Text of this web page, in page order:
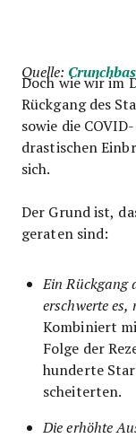
Quelle:
Doch wie wir im
Rückgang des
sowie die
drastischen
sich.
Der Grund ist,
geraten sind:
Ein Rückgang
erschwerte es,
Kombiniert
Folge der
hunderte
scheiterten.
Die erhöhte